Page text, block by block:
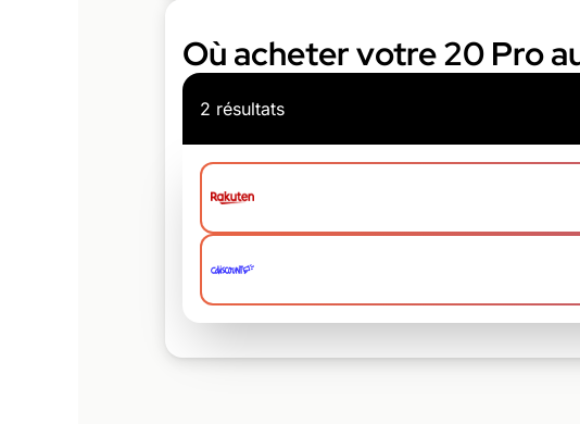
Où acheter votre 20 Pro
2 résultats